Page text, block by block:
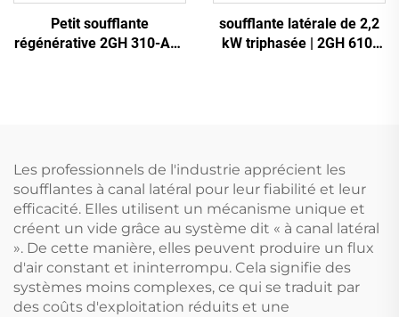
Petit soufflante
régénérative 2GH 310-A11
soufflante latérale de 2,2
kW triphasée | 2GH 610-
Les professionnels de l'industrie apprécient les
soufflantes à canal latéral pour leur fiabilité et leur
efficacité. Elles utilisent un mécanisme unique et
créent un vide grâce au système dit « à canal latéral
». De cette manière, elles peuvent produire un flux
d'air constant et ininterrompu. Cela signifie des
systèmes moins complexes, ce qui se traduit par
des coûts d'exploitation réduits et une